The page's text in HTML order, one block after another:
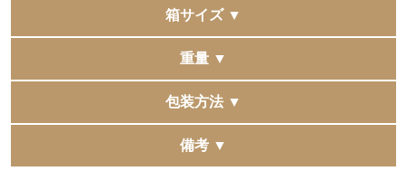
【コーヒー（コーヒー豆（ブラジル））】
【コーヒー（コーヒー豆（タンザニア））】
【コーヒー（コーヒー豆（コロンビア））】
直射日光、高温多湿の場所を避けて保存してください。
箱サイズ ▼
ボトルドコーヒーセレクション ブラック4種4本入：
337×160×50mm
タオルギフト箱サイズ：220×220×60mm
重量 ▼
ボトルドコーヒーセレクション ブラック4種4本入：
1,979g
包装方法 ▼
包装、手提袋、掛け紙（のし）のご用意はございませ
ん。
備考 ▼